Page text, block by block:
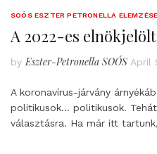
SOÓS ESZTER PETRONELLA
A 2022-es
by Eszter-Petronella SOÓS April
A koronavírus-járvány
politikusok… politikusok.
választásra. Ha már itt